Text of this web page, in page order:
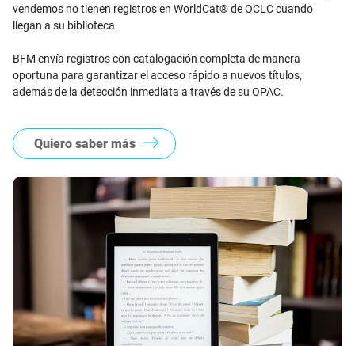
vendemos no tienen registros en WorldCat® de OCLC cuando
llegan a su biblioteca.
BFM envía registros con catalogación completa de manera
oportuna para garantizar el acceso rápido a nuevos títulos,
además de la detección inmediata a través de su OPAC.
Quiero saber más